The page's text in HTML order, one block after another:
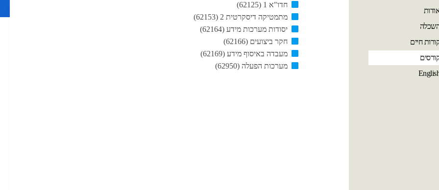
חיים
חדו"א 1 (62125)
מתמטיקה דיסקרטית 2 (62153)
יסודות מערכות מידע (62164)
חקר ביצועים (62166)
מעבדה באיסוף מידע (62169)
מערכות הפעלה (62950)